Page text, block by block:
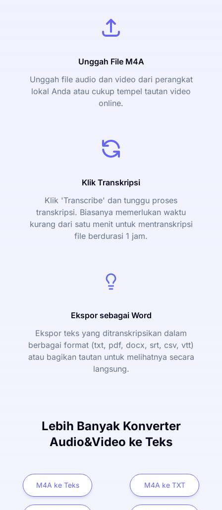
Unggah File M4A
Unggah file audio dan video dari perangkat
lokal Anda atau cukup tempel tautan video
online.
Klik Transkripsi
Klik 'Transcribe' dan tunggu proses
transkripsi. Biasanya memerlukan waktu
kurang dari satu menit untuk mentranskripsi
file berdurasi 1 jam.
Ekspor sebagai Word
Ekspor teks yang ditranskripsikan dalam
berbagai format (txt, pdf, docx, srt, csv, vtt)
atau bagikan tautan untuk melihatnya secara
langsung.
Lebih Banyak Konverter
Audio&Video ke Teks
M4A ke Teks M4A ke TXT